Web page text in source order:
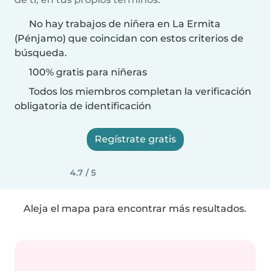
No hay trabajos de niñera en La Ermita
(Pénjamo) que coincidan con estos criterios de
búsqueda.
100% gratis para niñeras
Todos los miembros completan la verificación
obligatoria de identificación
Regístrate gratis
4.7 / 5
Aleja el mapa para encontrar más resultados.